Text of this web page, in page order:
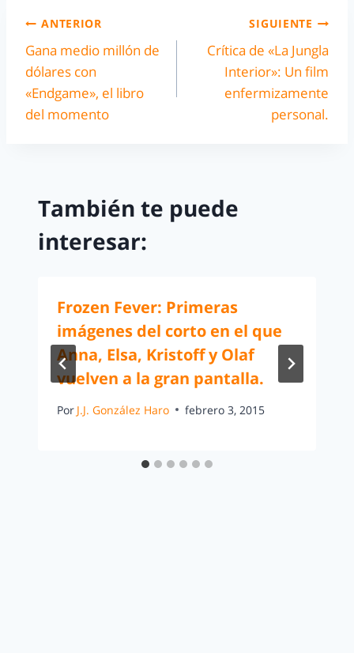
ANTERIOR
Gana medio millón de
dólares con
«Endgame», el libro
del momento
SIGUIENTE
Crítica de «La Jungla
Interior»: Un film
enfermizamente
personal.
También te puede
interesar:
Frozen Fever: Primeras
imágenes del corto en el que
Anna, Elsa, Kristoff y Olaf
vuelven a la gran pantalla.
Por J.J. González Haro febrero 3, 2015